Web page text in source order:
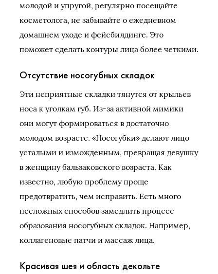
молодой и упругой, регулярно посещайте
косметолога, не забывайте о ежедневном
домашнем уходе и фейсбилдинге. Это
поможет сделать контуры лица более четкими.
Отсутствие носогубных складок
Эти неприятные складки тянутся от крыльев
носа к уголкам губ. Из-за активной мимики
они могут формироваться в достаточно
молодом возрасте. «Носогубки» делают лицо
усталыми и изможденным, превращая девушку
в женщину бальзаковского возраста. Как
известно, любую проблему проще
предотвратить, чем исправить. Есть много
несложных способов замедлить процесс
образования носогубных складок. Например,
коллагеновые патчи и массаж лица.
Красивая шея и область декольте